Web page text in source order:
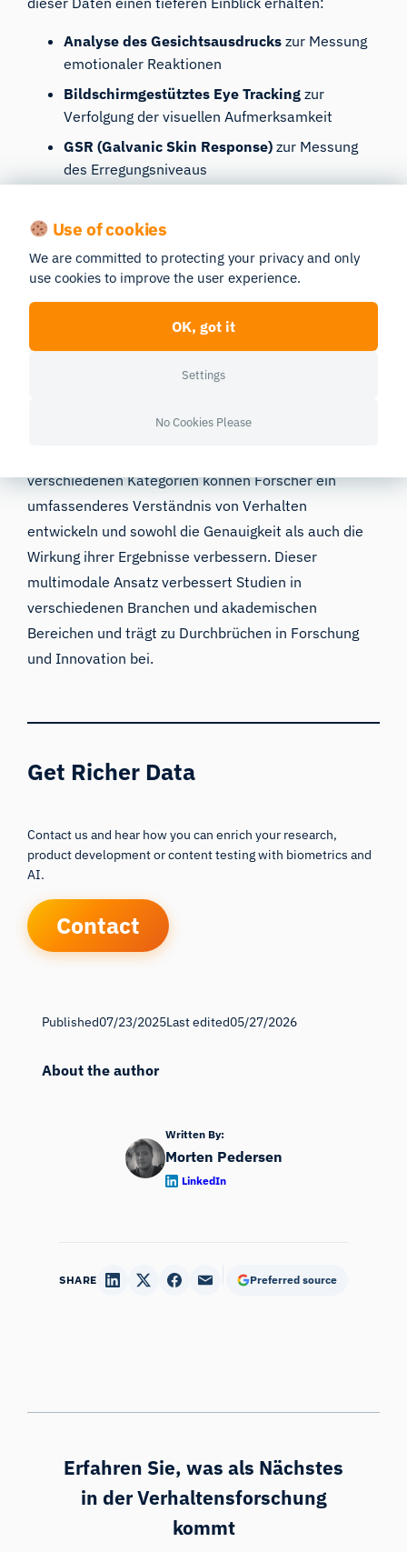
Analyse des Gesichtsausdrucks zur Messung
emotionaler Reaktionen
Bildschirmgestütztes Eye Tracking zur
Verfolgung der visuellen Aufmerksamkeit
GSR (Galvanic Skin Response) zur Messung
des Erregungsniveaus
Antwort des Teilnehmers und liefert ein
vollständigeres Bild der Entscheidungsfaktoren.
Ebenso können Forscher im Gesundheitswesen
für neurologische Erkrankungen
zur Überwachung des kognitiven Verfalls
verschiedenen Kategorien können Forscher ein
umfassenderes Verständnis von Verhalten
entwickeln und sowohl die Genauigkeit als auch die
Wirkung ihrer Ergebnisse verbessern. Dieser
multimodale Ansatz verbessert Studien in
verschiedenen Branchen und akademischen
Bereichen und trägt zu Durchbrüchen in Forschung
und Innovation bei.
Get Richer Data
Contact us and hear how you can enrich your research,
product development or content testing with biometrics and
AI.
Contact
Published07/23/2025Last edited05/27/2026
About the author
Written By:
Morten Pedersen
LinkedIn
SHARE Preferred source
Erfahren Sie, was als Nächstes
in der Verhaltensforschung
kommt
Use of cookies
We are committed to protecting your privacy and only
use cookies to improve the user experience.
OK, got it
Settings
No Cookies Please